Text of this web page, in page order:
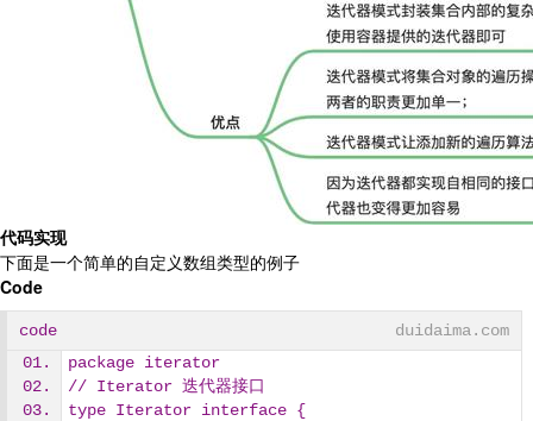
代码实现
下面是一个简单的自定义数组类型的例子
Code
code
duidaima.com
package iterator
// Iterator 迭代器接口
type Iterator interface {